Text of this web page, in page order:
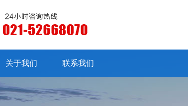
关于我们 联系我们